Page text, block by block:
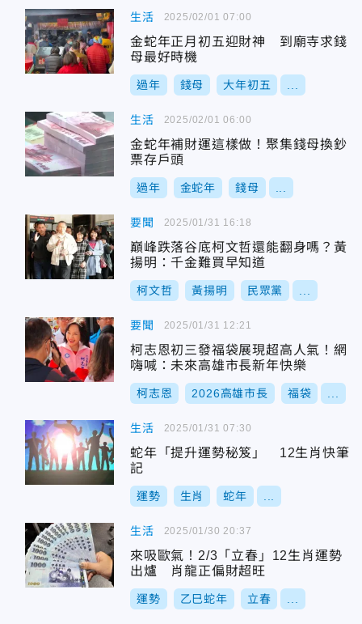
生活
金蛇年正月初五迎財神 到廟寺求錢
母最好時機
過年 錢母 大年初五
2025/02/01 07:00
生活
金蛇年補財運這樣做！聚集錢母換鈔
票存戶頭
過年 金蛇年 錢母
2025/02/01 06:00
要聞
巔峰跌落谷底柯文哲還能翻身嗎？黃
揚明：千金難買早知道
柯文哲 黃揚明 民眾黨
2025/01/31 16:18
要聞
柯志恩初三發福袋展現超高人氣！網
嗨喊：未來高雄市長新年快樂
柯志恩 2026高雄市長 福袋
2025/01/31 12:21
生活
蛇年「提升運勢秘笈」 12生肖快筆
記
運勢 生肖 蛇年
2025/01/31 07:30
生活
來吸歐氣！2/3「立春」12生肖運勢
出爐 肖龍正偏財超旺
運勢 乙巳蛇年 立春
2025/01/30 20:37